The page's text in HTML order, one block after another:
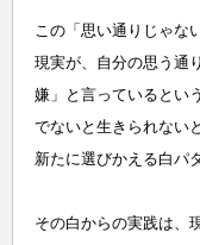
この「思い通りじゃな
現実が、自分の思う通
嫌」と言っているとい
でないと生きられない
新たに選びかえる白パ
その白からの実践は、